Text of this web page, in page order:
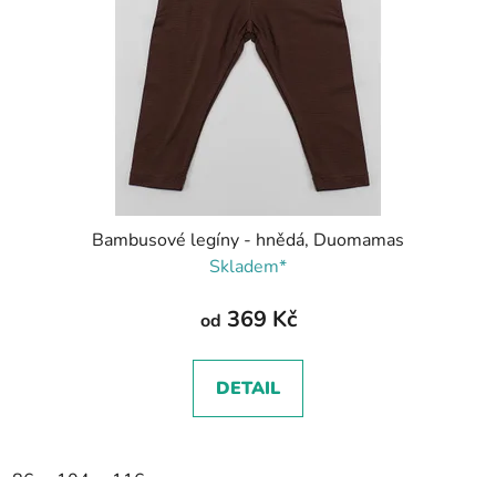
Bambusové legíny - hnědá, Duomamas
Skladem*
od 369 Kč
DETAIL